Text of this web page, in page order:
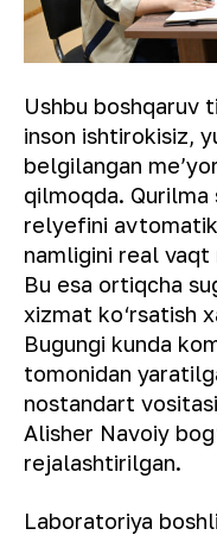
Ushbu boshqaruv
inson ishtirokisiz,
belgilangan
qilmoqda. Qurilma
relyefini
namligini real
Bu esa ortiqcha
xizmat ko‘rsatish
Bugungi kunda
tomonidan
nostandart
Alisher Navoiy
rejalashtirilgan.
Laboratoriya